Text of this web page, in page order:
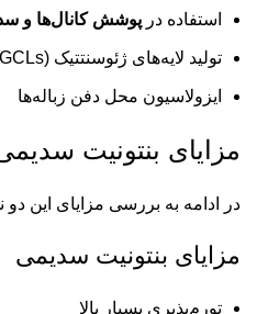
استفاده در پوشش کانال‌ها و
تولید لایه‌های ژئوسنتتیک (GCLs) برای جلوگیری از نشت آب
ایزولاسیون محل دفن زباله‌ها
مزایای بنتونیت
در ادامه به بررسی مزایای این دو
مزایای بنتونیت سدیمی
تورم‌پذیری بسیار بالا